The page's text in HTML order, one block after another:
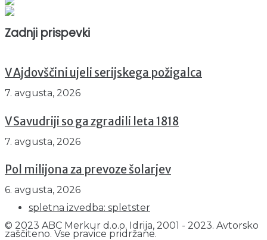
Zadnji prispevki
V Ajdovščini ujeli serijskega požigalca
7. avgusta, 2026
V Savudriji so ga zgradili leta 1818
7. avgusta, 2026
Pol milijona za prevoze šolarjev
6. avgusta, 2026
spletna izvedba: spletster
© 2023 ABC Merkur d.o.o. Idrija, 2001 - 2023. Avtorsko
zaščiteno. Vse pravice pridržane.